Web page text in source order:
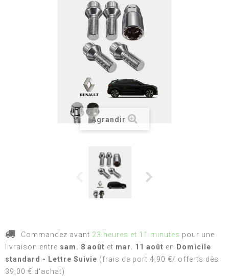
Agrandir
Commandez avant 23 heures et 11 minutes pour une
livraison entre sam. 8 août et mar. 11 août en Domicile
standard - Lettre Suivie (frais de port 4,90 €/ offerts dès
39,00 € d'achat)